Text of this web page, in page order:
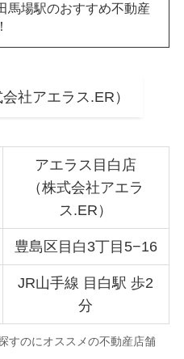
馬場駅のおすすめ不動産
社アエラス.ER）
アエラス目白店
（株式会社アエラ
ス.ER）
豊島区目白3丁目5−16
JR山手線 目白駅 歩2
分
すのにオススメの不動産店舗